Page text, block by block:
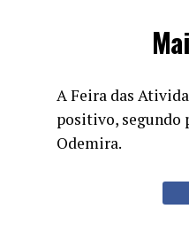
A Feira das
positivo, segundo
Odemira.